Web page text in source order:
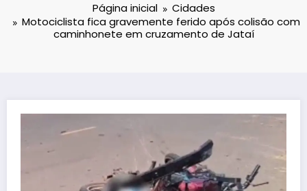
Página inicial
Cidades
Motociclista fica gravemente ferido após colisão com
caminhonete em cruzamento de Jataí